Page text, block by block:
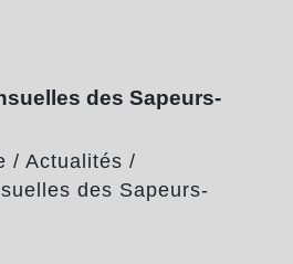
des Sapeurs-
/ Actualités /
des Sapeurs-